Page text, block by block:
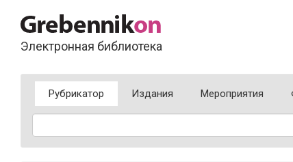
Электронная библиотека
Рубрикатор Издания Мероприятия